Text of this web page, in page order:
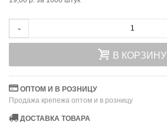
-
В КОРЗИНУ
ОПТОМ И В РОЗНИЦУ
Продажа крепежа оптом и в розницу
ДОСТАВКА ТОВАРА